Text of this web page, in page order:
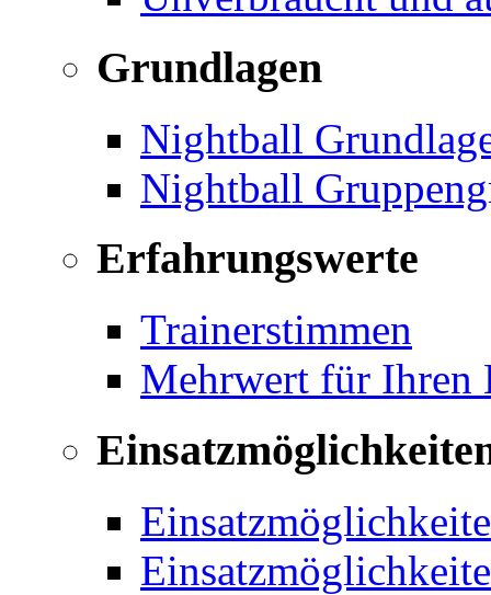
Grundlagen
Nightball
Nightball
Erfahrungswerte
Trainerstimmen
Mehrwert für Ihren